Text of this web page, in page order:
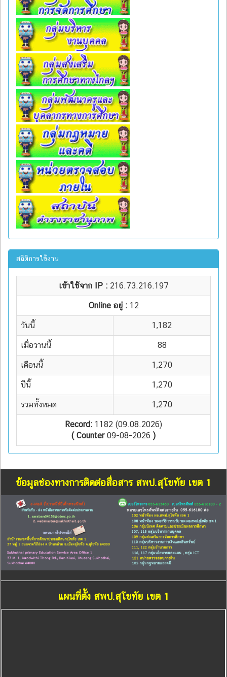
สถิติการใช้งาน
เข้าใช้จาก IP : 216.73.216.197
Online อยู่ : 12
วันนี้ 1,182
เมื่อวานนี้ 88
เดือนนี้ 1,270
ปีนี้ 1,270
รวมทั้งหมด 1,270
Record: 1182 (09.08.2026)
( Counter09-08-2026 )
ข้อมูลช่องทางการติดต่อสื่อสาร สพป.สุโขทัย เขต 1
แผนที่ตั้ง สพป.สุโขทัย เขต 1